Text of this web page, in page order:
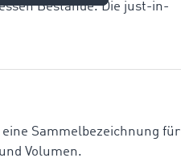
Bestände. Die just-in-
Sammelbezeichnung für
Volumen.